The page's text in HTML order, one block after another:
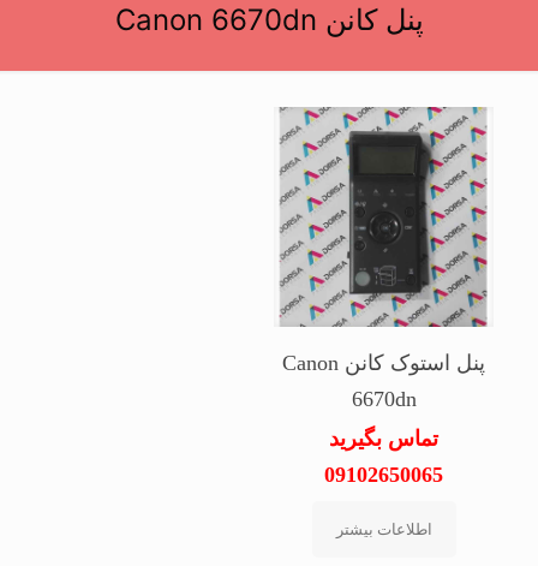
پنل کانن Canon 6670dn
پنل استوک کانن Canon
6670dn
تماس بگیرید
09102650065
اطلاعات بیشتر